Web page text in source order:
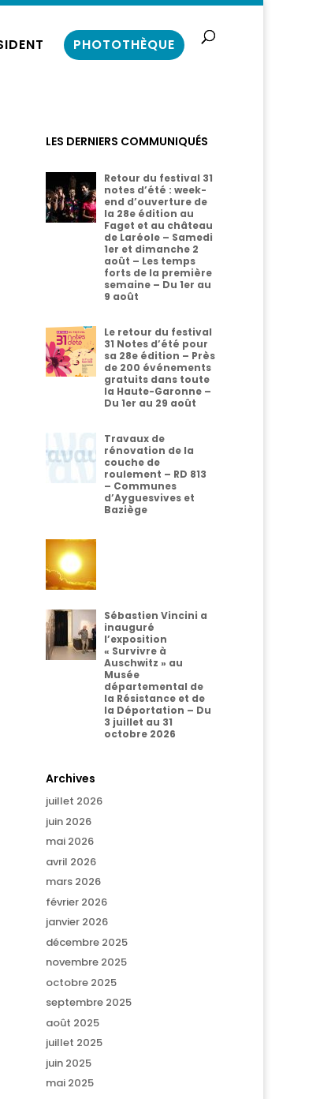
PHOTOTHÈQUE
LES DERNIERS COMMUNIQUÉS
Retour du festival 31
notes d’été : week-
end d’ouverture de
la 28e édition au
Faget et au château
de Laréole – Samedi
1er et dimanche 2
août – Les temps
forts de la première
semaine – Du 1er au
9 août
Le retour du festival
31 Notes d’été pour
sa 28e édition – Près
de 200 événements
gratuits dans toute
la Haute-Garonne –
Du 1er au 29 août
Travaux de
rénovation de la
couche de
roulement – RD 813
– Communes
d’Ayguesvives et
Baziège
Sébastien Vincini a
inauguré
l’exposition
« Survivre à
Auschwitz » au
Musée
départemental de
la Résistance et de
la Déportation – Du
3 juillet au 31
octobre 2026
Archives
juillet 2026
juin 2026
mai 2026
avril 2026
mars 2026
février 2026
janvier 2026
décembre 2025
novembre 2025
octobre 2025
septembre 2025
août 2025
juillet 2025
juin 2025
mai 2025